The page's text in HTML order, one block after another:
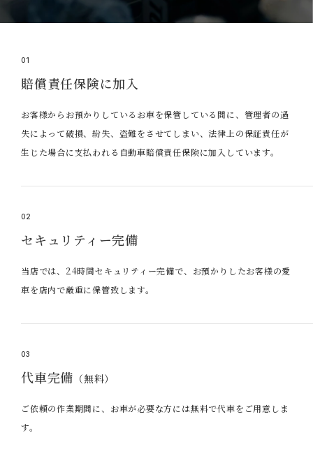
01
賠償責任保険に加入
お客様からお預かりしているお車を保管している間に、管理者の過
失によって破損、紛失、盗難をさせてしまい、法律上の保証責任が
生じた場合に支払われる自動車賠償責任保険に加入しています。
02
セキュリティー完備
当店では、24時間セキュリティー完備で、お預かりしたお客様の愛
車を店内で厳重に保管致します。
03
代車完備 （無料）
ご依頼の作業期間に、お車が必要な方には無料で代車をご用意しま
す。